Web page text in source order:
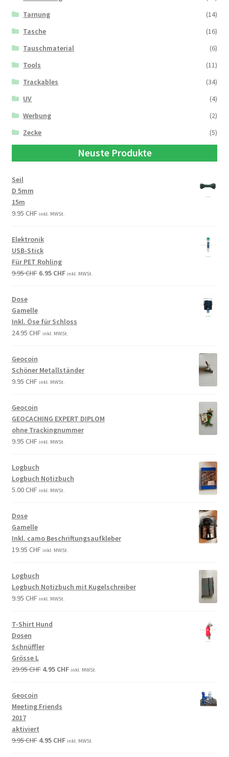
Tarnung
(14)
Tasche
(16)
Tauschmaterial
(6)
Tools
(11)
Trackables
(34)
UV
(4)
Werbung
(2)
Zecke
(5)
Neuste Produkte
Seil
D 5mm
15m
9.95 CHF inkl. MWSt.
Elektronik
USB-Stick
Für PET Rohling
9.95CHF 6.95 CHF inkl. MWSt.
Dose
Gamelle
Inkl. Öse für Schloss
24.95 CHF inkl. MWSt.
Geocoin
Schöner Metallständer
9.95 CHF inkl. MWSt.
Geocoin
GEOCACHING EXPERT DIPLOM
ohne Trackingnummer
9.95 CHF inkl. MWSt.
Logbuch
Logbuch Notizbuch
5.00CHF inkl. MWSt.
Dose
Gamelle
Inkl. camo Beschriftungsaufkleber
19.95 CHF inkl. MWSt.
Logbuch
Logbuch Notizbuch mit Kugelschreiber
9.95 CHF inkl. MWSt.
T-Shirt Hund
Dosen
Schnüffler
Grösse L
29.95CHF 4.95 CHF inkl. MWSt.
Geocoin
Meeting Friends
2017
aktiviert
9.95CHF 4.95 CHF inkl. MWSt.